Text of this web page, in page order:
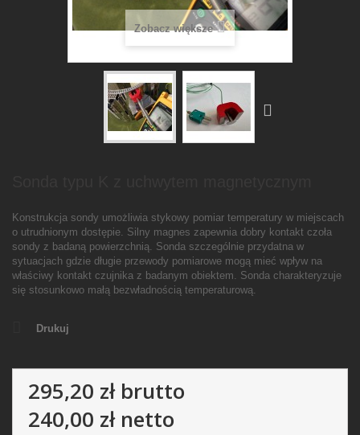
Zobacz większe
Konstrukcja sondy umożliwia stykowy pomiar temperatury w miejscach
o utrudnionym dostępie. Silny magnes zapewnia dobry kontakt czoła
sondy z badaną powierzchnią. Sonda szczególnie przydatna w
sytuacjach gdzie długie przewody pomiarowe mogą mieć wpływ na
właściwy kontakt czujnika z badanym obiektem. Sonda charakteryzuje
się stosunkowo małą bezwładnością temperaturową.
Drukuj
295,20 złbrutto
240,00 złnetto